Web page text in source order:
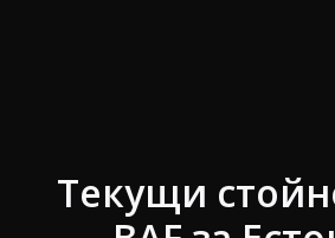
Текущи